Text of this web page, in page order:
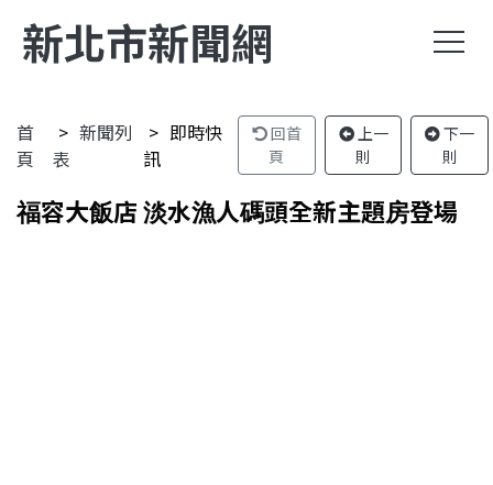
新北市新聞網
首
頁
新聞列
表
即時快
訊
回首
頁
上一
則
下一
則
福容大飯店 淡水漁人碼頭全新主題房登場